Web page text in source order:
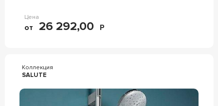
Цена
от 26 292,00 Р
Коллекция
SALUTE